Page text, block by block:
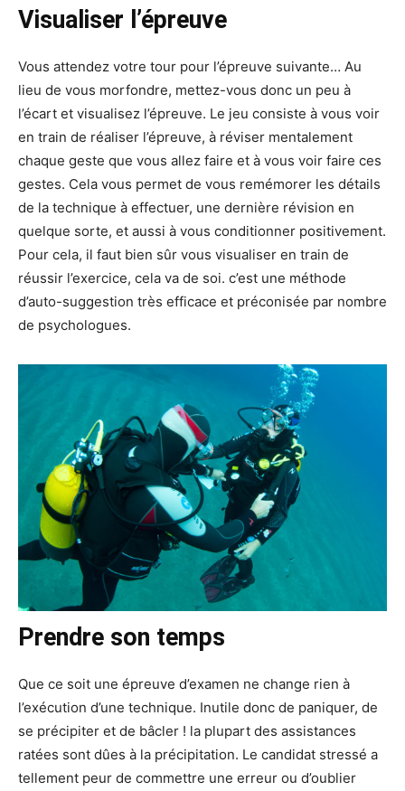
Visualiser l’épreuve
Vous attendez votre tour pour l’épreuve suivante… Au
lieu de vous morfondre, mettez-vous donc un peu à
l’écart et visualisez l’épreuve. Le jeu consiste à vous voir
en train de réaliser l’épreuve, à réviser mentalement
chaque geste que vous allez faire et à vous voir faire ces
gestes. Cela vous permet de vous remémorer les détails
de la technique à effectuer, une dernière révision en
quelque sorte, et aussi à vous conditionner positivement.
Pour cela, il faut bien sûr vous visualiser en train de
réussir l’exercice, cela va de soi. c’est une méthode
d’auto-suggestion très efficace et préconisée par nombre
de psychologues.
Prendre son temps
Que ce soit une épreuve d’examen ne change rien à
l’exécution d’une technique. Inutile donc de paniquer, de
se précipiter et de bâcler ! la plupart des assistances
ratées sont dûes à la précipitation. Le candidat stressé a
tellement peur de commettre une erreur ou d’oublier